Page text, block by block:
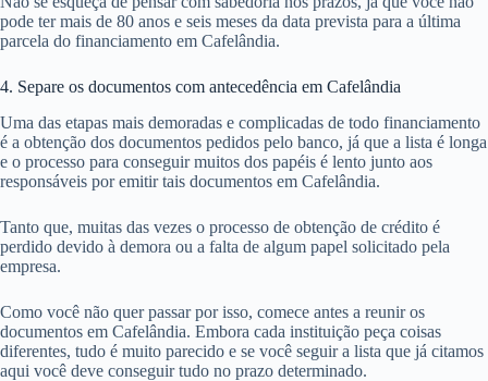
pode ter mais de 80 anos e seis meses da data prevista para a última
parcela do financiamento em Cafelândia.
4. Separe os documentos com antecedência em Cafelândia
Uma das etapas mais demoradas e complicadas de todo financiamento
é a obtenção dos documentos pedidos pelo banco, já que a lista é longa
e o processo para conseguir muitos dos papéis é lento junto aos
responsáveis por emitir tais documentos em Cafelândia.
Tanto que, muitas das vezes o processo de obtenção de crédito é
perdido devido à demora ou a falta de algum papel solicitado pela
empresa.
Como você não quer passar por isso, comece antes a reunir os
documentos em Cafelândia. Embora cada instituição peça coisas
diferentes, tudo é muito parecido e se você seguir a lista que já citamos
aqui você deve conseguir tudo no prazo determinado.